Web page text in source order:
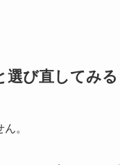
選び直してみる
。